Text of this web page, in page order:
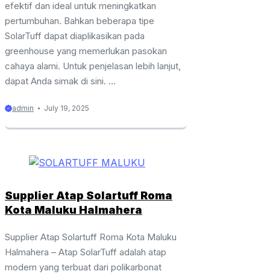
efektif dan ideal untuk meningkatkan
pertumbuhan. Bahkan beberapa tipe
SolarTuff dapat diaplikasikan pada
greenhouse yang memerlukan pasokan
cahaya alami. Untuk penjelasan lebih lanjut,
dapat Anda simak di sini. ...
admin July 19, 2025
Supplier Atap Solartuff Roma
Kota Maluku Halmahera
Supplier Atap Solartuff Roma Kota Maluku
Halmahera – Atap SolarTuff adalah atap
modern yang terbuat dari polikarbonat